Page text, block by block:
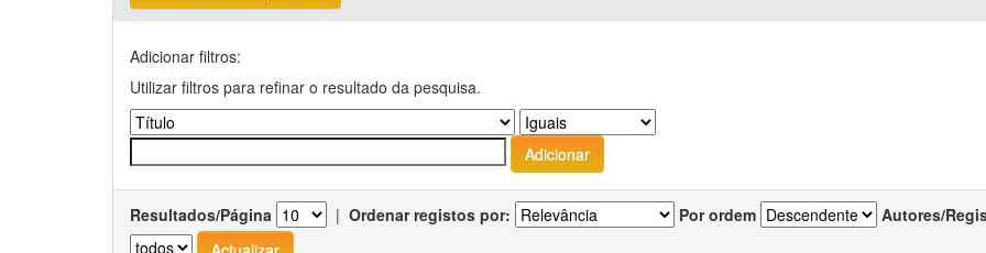
Adicionar filtros:
Utilizar filtros para refinar o resultado da pesquisa.
Resultados/Página | Ordenar registos por: Por ordem Autores/